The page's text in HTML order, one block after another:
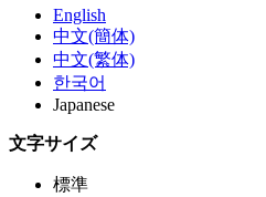
English
中文(簡体)
中文(繁体)
한국어
Japanese
文字サイズ
標準